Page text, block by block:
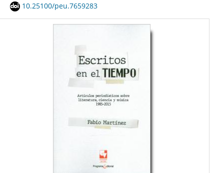
10.25100/peu.7659283